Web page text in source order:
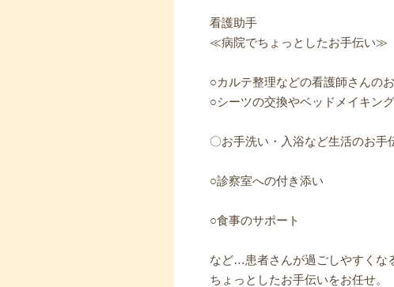
看護助手
≪病院でちょっとしたお手伝い≫
○カルテ整理などの看護師さんの
○シーツの交換やベッドメイキング
〇お手洗い・入浴など生活のお手
○診察室への付き添い
○食事のサポート
など…患者さんが過ごしやすくな
ちょっとしたお手伝いをお任せ。